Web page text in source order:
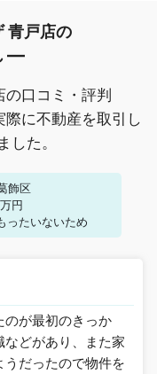
青戸店の
―
口コミ・評判
に不動産を取引し
した。
飾区
円
ったいないため
のが最初のきっか
どがあり、また家
だったので物件を